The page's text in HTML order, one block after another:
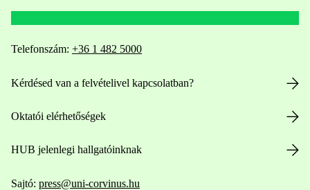
Telefonszám: +36 1 482 5000
Kérdésed van a felvételivel kapcsolatban?
Oktatói elérhetőségek
HUB jelenlegi hallgatóinknak
Sajtó: press@uni-corvinus.hu